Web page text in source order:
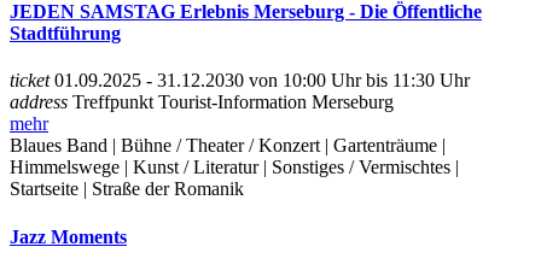
JEDEN SAMSTAG Erlebnis Merseburg - Die Öffentliche
Stadtführung
ticket01.09.2025 - 31.12.2030 von 10:00 Uhr bis 11:30 Uhr
address Treffpunkt Tourist-Information Merseburg
mehr
Blaues Band | Bühne / Theater / Konzert | Gartenträume |
Himmelswege | Kunst / Literatur | Sonstiges / Vermischtes |
Startseite | Straße der Romanik
Jazz Moments